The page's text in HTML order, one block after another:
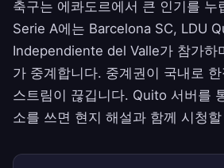
축구는 에콰도르에서 큰 인기를 누
Serie A에는 Barcelona SC, LDU
Independiente del Valle가 참가하
가 중계합니다. 중계권이 국내로
스트림이 끊깁니다. Quito 서버를
소를 쓰면 현지 해설과 함께 시청